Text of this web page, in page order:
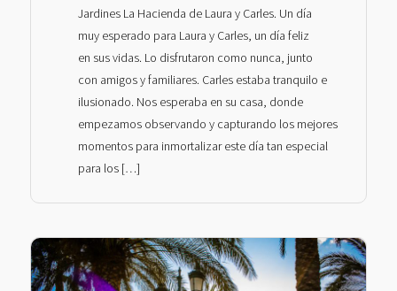
Jardines La Hacienda de Laura y Carles. Un día
muy esperado para Laura y Carles, un día feliz
en sus vidas. Lo disfrutaron como nunca, junto
con amigos y familiares. Carles estaba tranquilo e
ilusionado. Nos esperaba en su casa, donde
empezamos observando y capturando los mejores
momentos para inmortalizar este día tan especial
para los […]